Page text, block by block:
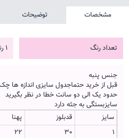
مشخصات توضیحات
تعداد رنگ 1 رنگ
جنس پنبه
قبل از خرید حتماجدول سایزی اندازه ها
حدود یک الی دو سانت خطا در نظر بگیرید
سایزبستگی به جثه دارد
سایز
قدبلوز پهنا
1
30
22